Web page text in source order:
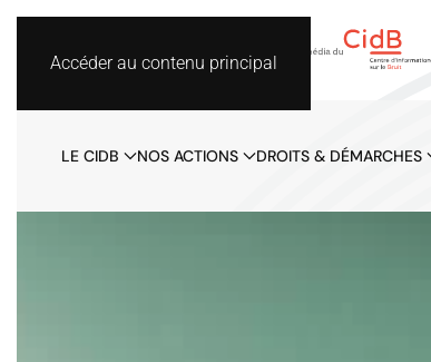
Accéder au contenu principal
LE CIDB NOS ACTIONS DROITS & DÉMARCHES